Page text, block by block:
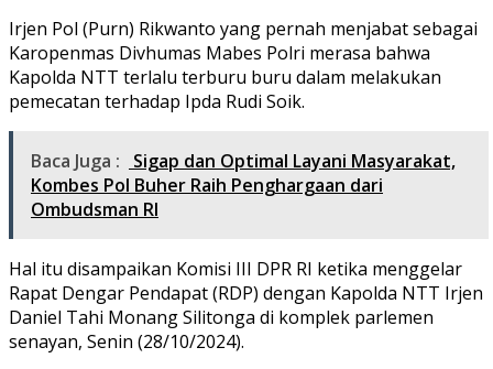
Irjen Pol (Purn) Rikwanto yang pernah menjabat sebagai
Karopenmas Divhumas Mabes Polri merasa bahwa
Kapolda NTT terlalu terburu buru dalam melakukan
pemecatan terhadap Ipda Rudi Soik.
Baca Juga :
Sigap dan Optimal Layani Masyarakat,
Kombes Pol Buher Raih Penghargaan dari
Ombudsman RI
Hal itu disampaikan Komisi III DPR RI ketika menggelar
Rapat Dengar Pendapat (RDP) dengan Kapolda NTT Irjen
Daniel Tahi Monang Silitonga di komplek parlemen
senayan, Senin (28/10/2024).